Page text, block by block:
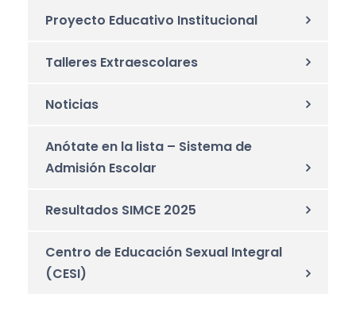
Proyecto Educativo Institucional
Talleres Extraescolares
Noticias
Anótate en la lista – Sistema de
Admisión Escolar
Resultados SIMCE 2025
Centro de Educación Sexual Integral
(CESI)